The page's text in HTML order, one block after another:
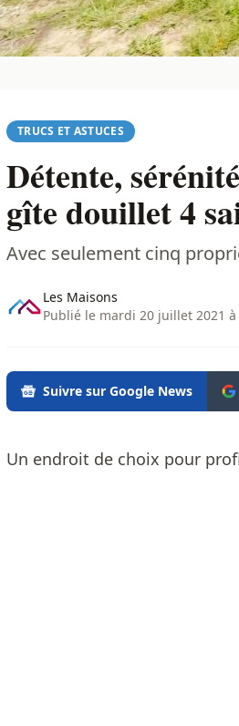
TRUCS ET ASTUCES
Détente,
gîte douillet 4
Avec seulement cinq
Les Maisons
Publié le mardi 20 juillet 2021 à
Suivre sur Google News
Un endroit de choix pour